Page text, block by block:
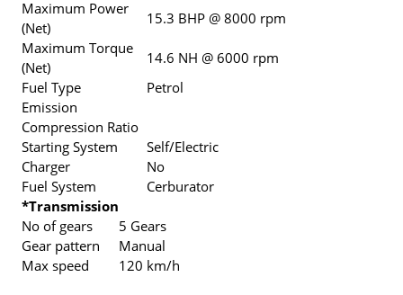
Maximum Power
(Net)
15.3 BHP @ 8000 rpm
Maximum Torque
(Net)
14.6 NH @ 6000 rpm
Fuel Type
Petrol
Emission
Compression Ratio
Starting System
Self/Electric
Charger
No
Fuel System
Cerburator
*Transmission
No of gears
5 Gears
Gear pattern
Manual
Max speed
120 km/h